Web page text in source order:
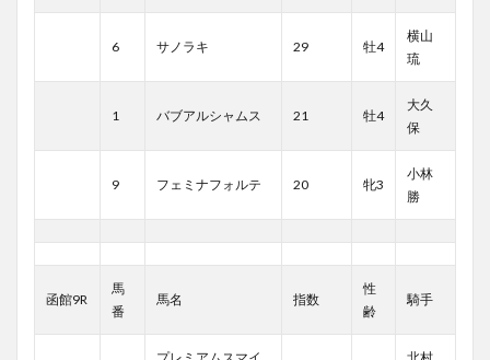
6 サノラキ 29 牡4
横山
琉
1 バブアルシャムス 21 牡4
大久
保
9 フェミナフォルテ 20 牝3
小林
勝
函館9R
馬
番
馬名 指数
性
齢
騎手